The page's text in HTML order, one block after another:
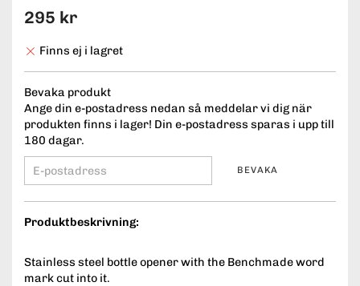
295 kr
Finns ej i lagret
Bevaka produkt
Ange din e-postadress nedan så meddelar vi dig när
produkten finns i lager! Din e-postadress sparas i upp till
180 dagar.
BEVAKA
Produktbeskrivning:
Stainless steel bottle opener with the Benchmade word
mark cut into it.